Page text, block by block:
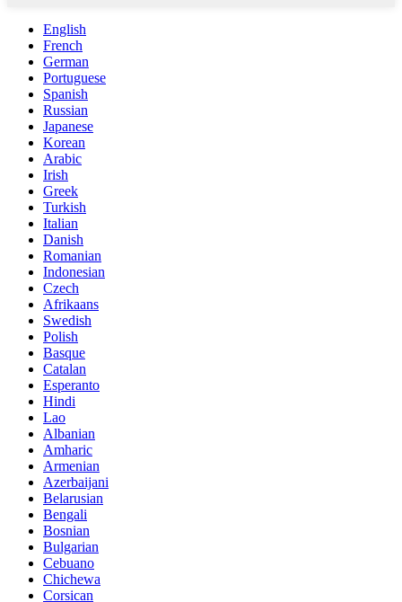
English
French
German
Portuguese
Spanish
Russian
Japanese
Korean
Arabic
Irish
Greek
Turkish
Italian
Danish
Romanian
Indonesian
Czech
Afrikaans
Swedish
Polish
Basque
Catalan
Esperanto
Hindi
Lao
Albanian
Amharic
Armenian
Azerbaijani
Belarusian
Bengali
Bosnian
Bulgarian
Cebuano
Chichewa
Corsican